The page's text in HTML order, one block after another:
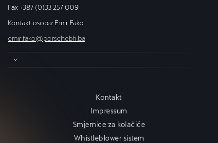
Fax +387 (0)33 257 009
Kontakt osoba: Emir Fako
emir.fako@porschebh.ba
Kontakt
Impressum
Smjernice za kolačiće
Whistleblower sistem